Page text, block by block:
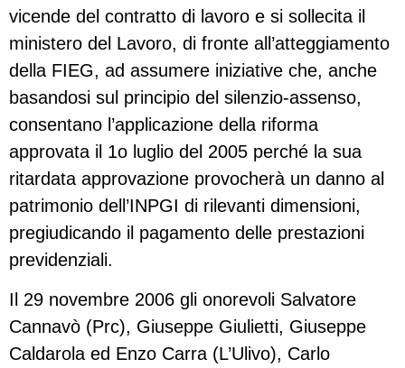
vicende del contratto di lavoro e si sollecita il
ministero del Lavoro, di fronte all’atteggiamento
della FIEG, ad assumere iniziative che, anche
basandosi sul principio del silenzio-assenso,
consentano l’applicazione della riforma
approvata il 1o luglio del 2005 perché la sua
ritardata approvazione provocherà un danno al
patrimonio dell’INPGI di rilevanti dimensioni,
pregiudicando il pagamento delle prestazioni
previdenziali.
Il 29 novembre 2006 gli onorevoli Salvatore
Cannavò (Prc), Giuseppe Giulietti, Giuseppe
Caldarola ed Enzo Carra (L’Ulivo), Carlo